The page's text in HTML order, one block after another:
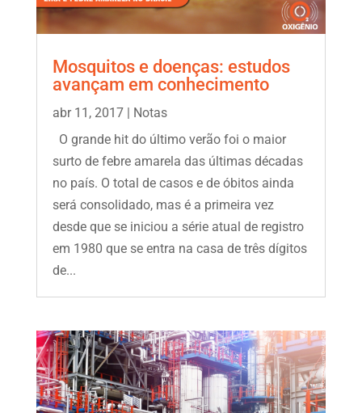
Mosquitos e doenças: estudos
avançam em conhecimento
abr 11, 2017| Notas
O grande hit do último verão foi o maior
surto de febre amarela das últimas décadas
no país. O total de casos e de óbitos ainda
será consolidado, mas é a primeira vez
desde que se iniciou a série atual de registro
em 1980 que se entra na casa de três dígitos
de...